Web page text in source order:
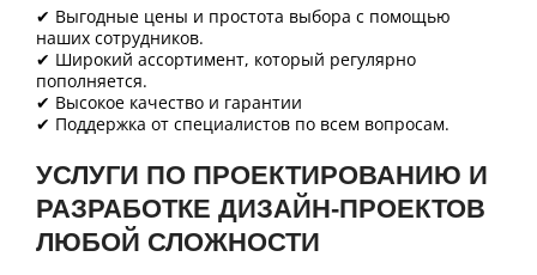
✔ Выгодные цены и простота выбора с помощью
наших сотрудников.
✔ Широкий ассортимент, который регулярно
пополняется.
✔ Высокое качество и гарантии
✔ Поддержка от специалистов по всем вопросам.
УСЛУГИ ПО ПРОЕКТИРОВАНИЮ И
РАЗРАБОТКЕ ДИЗАЙН-ПРОЕКТОВ
ЛЮБОЙ СЛОЖНОСТИ